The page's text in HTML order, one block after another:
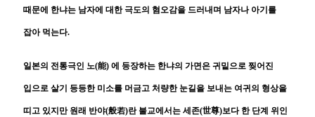
때문에 한냐는 남자에 대한 극도의 혐오감을 드러내며 남자나 아기를
잡아 먹는다.
일본의 전통극인 노(能) 에 등장하는 한냐의 가면은 귀밑으로 찢어진
입으로 살기 등등한 미소를 머금고 처량한 눈길을 보내는 여귀의 형상을
띠고 있지만 원래 반야(般若)란 불교에서는 세존(世尊)보다 한 단계 위인